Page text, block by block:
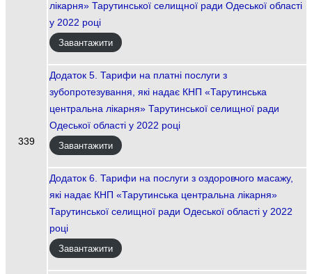
339
лікарня» Тарутинської селищної ради Одеської області
у 2022 році
Завантажити
Додаток 5. Тарифи на платні послуги з
зубопротезування, які надає КНП «Тарутинська
центральна лікарня» Тарутинської селищної ради
Одеської області у 2022 році
Завантажити
Додаток 6. Тарифи на послуги з оздоровчого масажу,
які надає КНП «Тарутинська центральна лікарня»
Тарутинської селищної ради Одеської області у 2022
році
Завантажити